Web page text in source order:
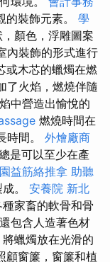
的裝飾元素。 學
顏色，浮雕圖案
內裝飾的形式進行
或木芯的蠟燭在燃
了火焰，燃燒伴隨
中營造出愉悅的
燃燒時間在
時間。 外燴廠商
是可以至少在產
益筋絡推拿 助聽
。 安養院 新北
家畜的軟骨和骨
包含人造著色材
將蠟燭放在光滑的
顧窗簾，窗簾和植